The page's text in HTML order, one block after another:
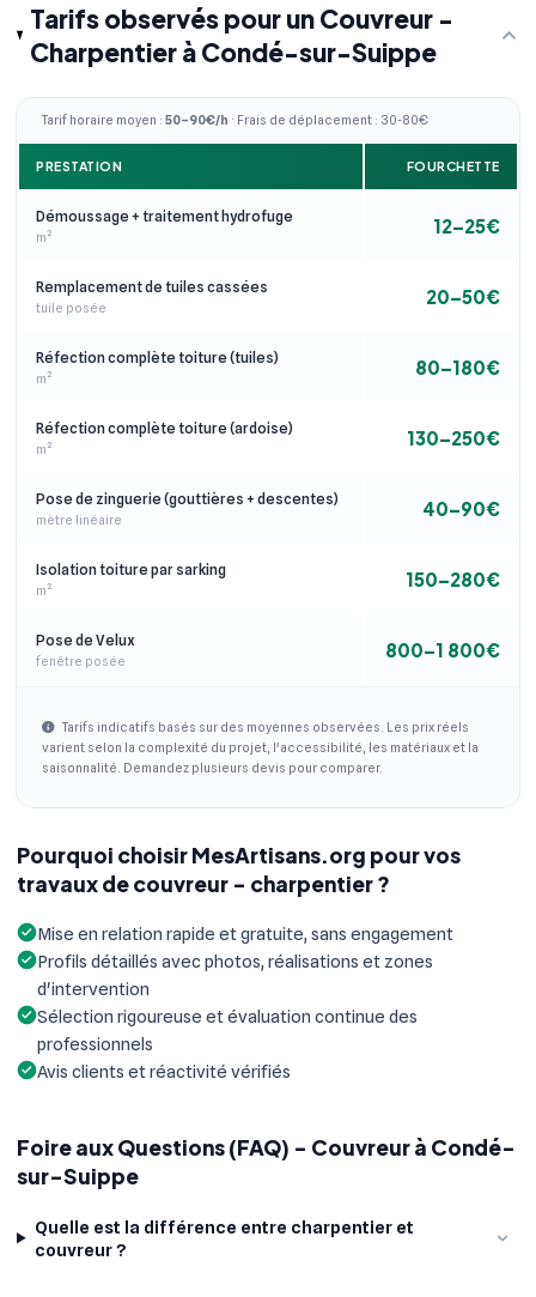
Tarifs observés pour un Couvreur -
Charpentier à Condé-sur-Suippe
Tarif horaire moyen : 50–90€/h · Frais de déplacement : 30-80€
PRESTATION FOURCHETTE
Démoussage + traitement hydrofuge
m² 12–25€
Remplacement de tuiles cassées
tuile posée 20–50€
Réfection complète toiture (tuiles)
m² 80–180€
Réfection complète toiture (ardoise)
m² 130–250€
Pose de zinguerie (gouttières + descentes)
mètre linéaire 40–90€
Isolation toiture par sarking
m² 150–280€
Pose de Velux
fenêtre posée 800–1 800€
Tarifs indicatifs basés sur des moyennes observées. Les prix réels
varient selon la complexité du projet, l'accessibilité, les matériaux et la
saisonnalité. Demandez plusieurs devis pour comparer.
Pourquoi choisir MesArtisans.org pour vos
travaux de couvreur - charpentier ?
Mise en relation rapide et gratuite, sans engagement
Profils détaillés avec photos, réalisations et zones
d'intervention
Sélection rigoureuse et évaluation continue des
professionnels
Avis clients et réactivité vérifiés
Foire aux Questions (FAQ) - Couvreur à Condé-
sur-Suippe
Quelle est la différence entre charpentier et
couvreur ?